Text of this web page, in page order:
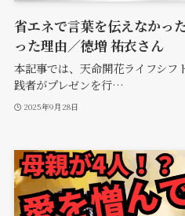
省エネで言葉を伝えなかっ
った理由／徳増 祐衣さん
本記事では、天命開花ライフシフ
践者がプレゼンを行…
2025年9月28日